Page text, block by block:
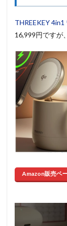
THREEKEY
16,999円ですが
Amazon販売ペ